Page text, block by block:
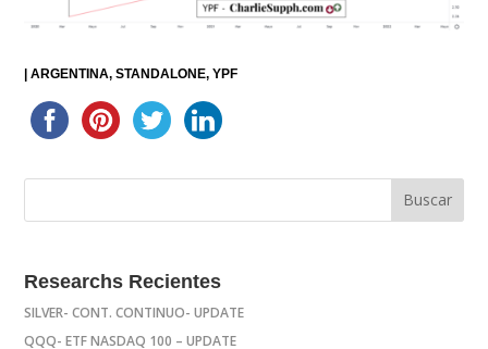
|ARGENTINA STANDALONE YPF
Researchs Recientes
SILVER- CONT. CONTINUO- UPDATE
QQQ- ETF NASDAQ 100 – UPDATE